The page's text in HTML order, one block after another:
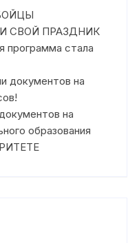
СВОЙ ПРАЗДНИК
программа стала
документов на
на
образования